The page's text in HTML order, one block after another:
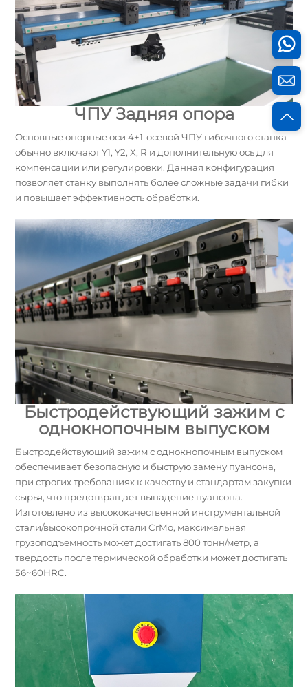
ЧПУ Задняя опора
Основные опорные оси 4+1-осевой ЧПУ гибочного станка
обычно включают Y1, Y2, X, R и дополнительную ось для
компенсации или регулировки. Данная конфигурация
позволяет станку выполнять более сложные задачи гибки
и повышает эффективность обработки.
Быстродействующий зажим с
однокнопочным выпуском
Быстродействующий зажим с однокнопочным выпуском
обеспечивает безопасную и быструю замену пуансона,
при строгих требованиях к качеству и стандартам закупки
сырья, что предотвращает выпадение пуансона.
Изготовлено из высококачественной инструментальной
стали/высокопрочной стали CrMo, максимальная
грузоподъемность может достигать 800 тонн/метр, а
твердость после термической обработки может достигать
56~60HRC.